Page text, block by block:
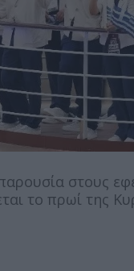
στους
το πρωί της